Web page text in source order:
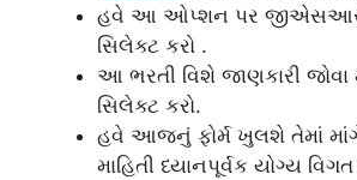
હવે આ ઓપ્શન પર
સિલેક્ટ કરો .
આ ભરતી વિશે જાણકારી
સિલેક્ટ કરો.
હવે આજનું ફોર્મ ખુલશે તેમાં
માહિતી ધ્યાનપૂર્વક યોગ્ય